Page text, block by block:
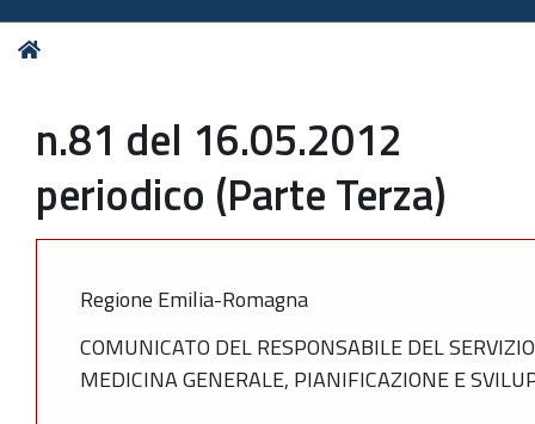
Tu
n.81 del 16.05.2012
periodico (Parte Terza)
Regione Emilia-Romagna
COMUNICATO DEL RESPONSABILE DEL
MEDICINA GENERALE, PIANIFICAZIONE E